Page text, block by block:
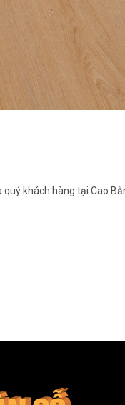
khách hàng tại Cao